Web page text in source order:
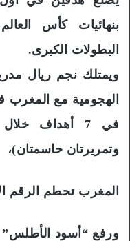
بنهائيات كأس
البطولات الكبرى.
ويمتلك نجم ريال
الهجومية مع المغرب
وتمريرتان حاسمتان)،
المغرب تحطم الرقم
ورفع “أسود